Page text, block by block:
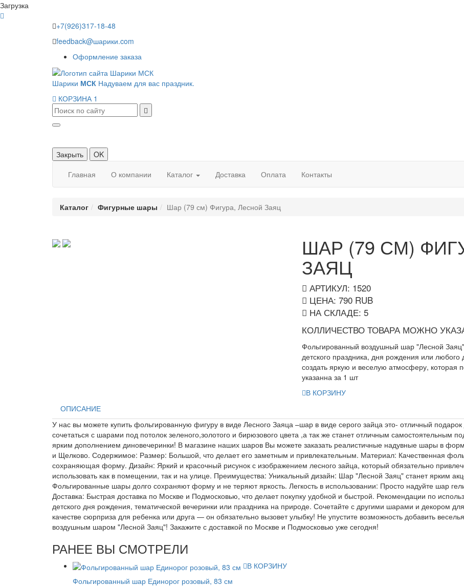
Загрузка
+7(926)317-18-48
feedback@шарики.com
Оформление заказа
Шарики МСК Надуваем для вас праздник.
КОРЗИНА 1
Закрыть
OK
Главная
О компании Каталог Доставка Оплата Контакты
Каталог Фигурные шары Шар (79 см) Фигура, Лесной Заяц
ШАР (79 СМ)
ЗАЯЦ
АРТИКУЛ: 1520
ЦЕНА: 790 RUB
НА СКЛАДЕ: 5
КОЛЛИЧЕСТВО ТОВАРА МОЖНО
Фольгированный воздушный шар "Лесной
детского праздника, дня рождения или
создать яркую и веселую атмосферу, которая
указанна за 1 шт
В КОРЗИНУ
ОПИСАНИЕ
У нас вы можете купить фольгированную фигуру в виде Лесного Заяца –шар в виде серого зайца это- отличный
сочетаться с шарами под потолок зеленого,золотого и бирюзового цвета ,а так же станет отличным самостоятельным
ярким дополнением диновечеринки! В магазине наших шаров Вы можете заказать реалистичные надувные шары в
и Щелково. Содержимое: Размер: Большой, что делает его заметным и привлекательным. Материал: Качественная
сохраняющая форму. Дизайн: Яркий и красочный рисунок с изображением лесного зайца, который обязательно
использовать как в помещении, так и на улице. Преимущества: Уникальный дизайн: Шар "Лесной Заяц" станет ярким
Фольгированные шары долго сохраняют форму и не теряют яркость. Легкость в использовании: Просто надуйте шар
Доставка: Быстрая доставка по Москве и Подмосковью, что делает покупку удобной и быстрой. Рекомендации по
детского дня рождения, тематической вечеринки или праздника на природе. Сочетайте с другими шарами и декором
качестве сюрприза для ребенка или друга — он обязательно вызовет улыбку! Не упустите возможность добавить
воздушным шаром "Лесной Заяц"! Закажите с доставкой по Москве и Подмосковью уже сегодня!
РАНЕЕ ВЫ СМОТРЕЛИ
В КОРЗИНУ
Фольгированный шар Единорог розовый, 83 см